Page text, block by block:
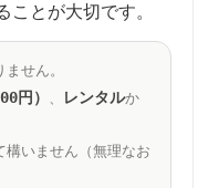
とが大切です。
せん。
円） 、 レンタルか
構いません（無理なお